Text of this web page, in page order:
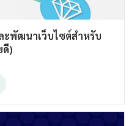
ะพัฒนาเว็บไซต์สำหรับ
ลลักษณ์ ชัยดี)